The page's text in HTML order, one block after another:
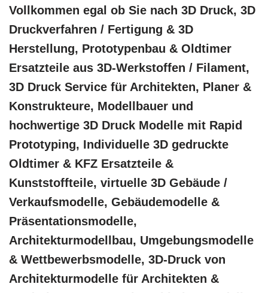
Vollkommen egal ob Sie nach 3D Druck, 3D
Druckverfahren / Fertigung & 3D
Herstellung, Prototypenbau & Oldtimer
Ersatzteile aus 3D-Werkstoffen / Filament,
3D Druck Service für Architekten, Planer &
Konstrukteure, Modellbauer und
hochwertige 3D Druck Modelle mit Rapid
Prototyping, Individuelle 3D gedruckte
Oldtimer & KFZ Ersatzteile &
Kunststoffteile, virtuelle 3D Gebäude /
Verkaufsmodelle, Gebäudemodelle &
Präsentationsmodelle,
Architekturmodellbau, Umgebungsmodelle
& Wettbewerbsmodelle, 3D-Druck von
Architekturmodelle für Architekten &